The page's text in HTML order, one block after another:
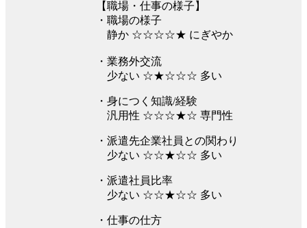
【職場・仕事の様子】
・職場の様子
静か ☆☆☆☆★ にぎやか
・業務外交流
少ない ☆★☆☆☆ 多い
・身につく知識/経験
汎用性 ☆☆☆★☆ 専門性
・派遣先企業社員との関わり
少ない ☆☆★☆☆ 多い
・派遣社員比率
少ない ☆☆★☆☆ 多い
・仕事の仕方